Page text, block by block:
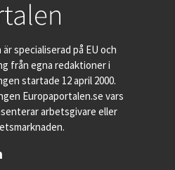
specialiserad på EU och
från egna redaktioner i
startade 12 april 2000.
Europaportalen.se vars
arbetsgivare eller